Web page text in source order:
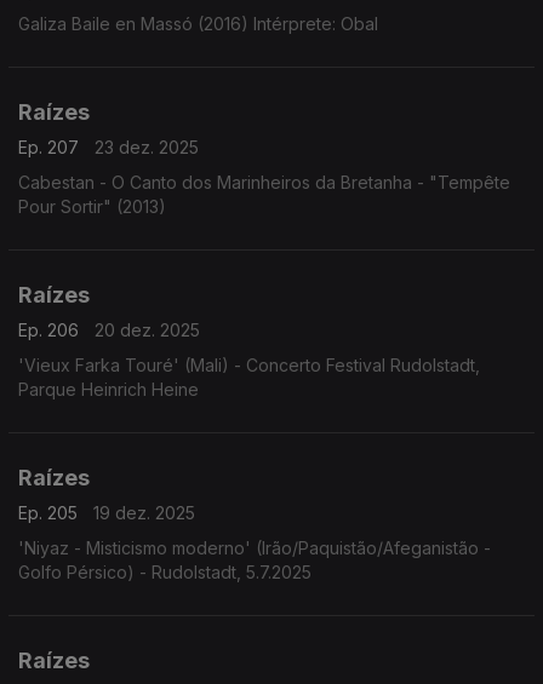
Galiza Baile en Massó (2016) Intérprete: Obal
Raízes
Ep. 207
23 dez. 2025
Cabestan - O Canto dos Marinheiros da Bretanha - "Tempête
Pour Sortir" (2013)
Raízes
Ep. 206
20 dez. 2025
'Vieux Farka Touré' (Mali) - Concerto Festival Rudolstadt,
Parque Heinrich Heine
Raízes
Ep. 205
19 dez. 2025
'Niyaz - Misticismo moderno' (Irão/Paquistão/Afeganistão -
Golfo Pérsico) - Rudolstadt, 5.7.2025
Raízes